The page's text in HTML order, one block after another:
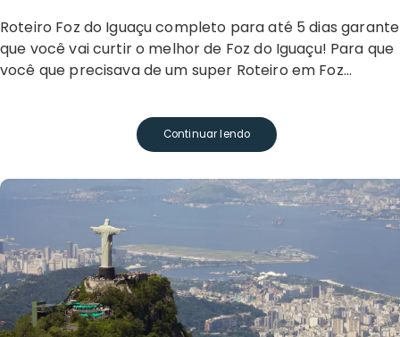
Roteiro Foz do Iguaçu completo para até 5 dias garante
que você vai curtir o melhor de Foz do Iguaçu! Para que
você que precisava de um super Roteiro em Foz…
Continuar lendo